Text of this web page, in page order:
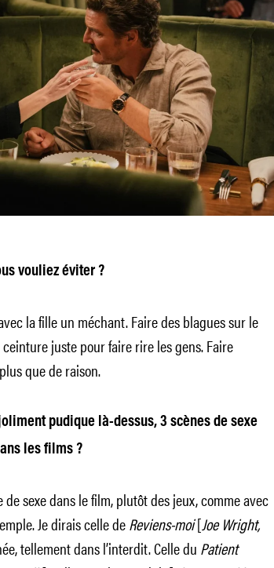
vouliez éviter ?
la fille un méchant. Faire des blagues sur le
juste pour faire rire les gens. Faire
que de raison.
pudique là-dessus, 3 scènes de sexe
les films ?
de sexe dans le film, plutôt des jeux, comme avec
Je dirais celle deReviens-moi[Joe Wright,
tellement dans l’interdit. Celle du Patient